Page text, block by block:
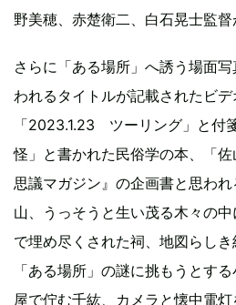
野美穂、赤楚衛二、白石晃士監督
さらに「ある場所」へ誘う場面
われるタイトルが記載されたビデ
「2023.1.23 ツーリング」と付
怪」と書かれた民俗学の本、「
思議マガジン』の企画書と思わ
山、うっそうと生い茂る木々の
で埋め尽くされた祠、地図らし
「ある場所」の謎に挑もうとす
屋で佇む千紘、カメラと懐中電